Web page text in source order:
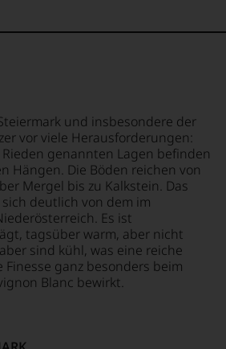
LAGERUNGSHINWEIS
ZUTATEN
Bio-Traubensaft, Bio-
Verjus, Wasser, Bio-
Kräuterextrakt.
und insbesondere der
vor viele Herausforderungen:
genannten Lagen befinden
Hängen. Die Böden reichen von
Mergel bis zu Kalkstein. Das
deutlich von dem im
Es ist
tagsüber warm, aber nicht
sind kühl, was eine reiche
ganz besonders beim
Blanc bewirkt.